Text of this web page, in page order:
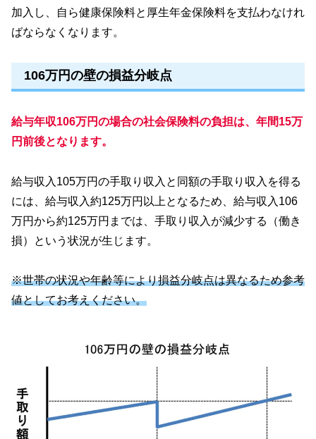
加入し、自ら健康保険料と厚生年金保険料を支払わなけれ
ばならなくなります。
106万円の壁の損益分岐点
給与年収106万円の場合の社会保険料の負担は、年間15万
円前後となります。
給与収入105万円の手取り収入と同額の手取り収入を得る
には、給与収入約125万円以上となるため、給与収入106
万円から約125万円までは、手取り収入が減少する（働き
損）という状況が生じます。
※世帯の状況や年齢等により損益分岐点は異なるため参考
値としてお考えください。